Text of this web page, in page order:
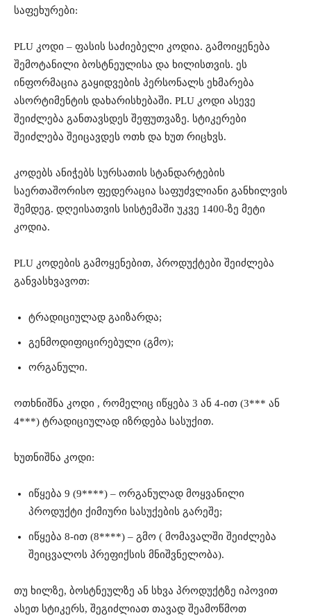
საფეხურები:
PLU კოდი – ფასის საძიებელი კოდია. გამოიყენება
შემოტანილი ბოსტნეულისა და ხილისთვის. ეს
ინფორმაცია გაყიდვების პერსონალს ეხმარება
ასორტიმენტის დახარისხებაში. PLU კოდი ასევე
შეიძლება განთავსდეს შეფუთვაზე. სტიკერები
შეიძლება შეიცავდეს ოთხ და ხუთ რიცხვს.
კოდებს ანიჭებს სურსათის სტანდარტების
საერთაშორისო ფედერაცია საფუძვლიანი განხილვის
შემდეგ. დღეისათვის სისტემაში უკვე 1400-ზე მეტი
კოდია.
PLU კოდების გამოყენებით, პროდუქტები შეიძლება
განვასხვავოთ:
ტრადიციულად გაიზარდა;
გენმოდიფიცირებული (გმო);
ორგანული.
ოთხნიშნა კოდი , რომელიც იწყება 3 ან 4-ით (3*** ან
4***) ტრადიციულად იზრდება სასუქით.
ხუთნიშნა კოდი:
იწყება 9 (9****) – ორგანულად მოყვანილი
პროდუქტი ქიმიური სასუქების გარეშე;
იწყება 8-ით (8****) – გმო ( მომავალში შეიძლება
შეიცვალოს პრეფიქსის მნიშვნელობა).
თუ ხილზე, ბოსტნეულზე ან სხვა პროდუქტზე იპოვით
ასეთ სტიკერს, შეგიძლიათ თავად შეამოწმოთ